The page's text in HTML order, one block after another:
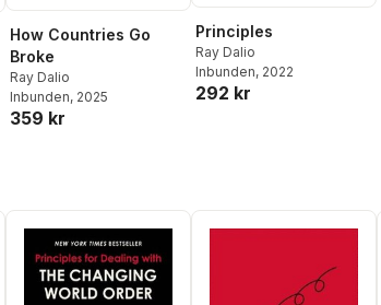
How Countries Go
Broke
Ray Dalio
Inbunden, 2025
359 kr
Principles
Ray Dalio
Inbunden, 2022
292 kr